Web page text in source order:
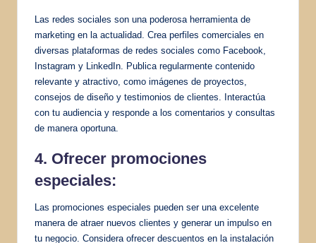
Las redes sociales son una poderosa herramienta de
marketing en la actualidad. Crea perfiles comerciales en
diversas plataformas de redes sociales como Facebook,
Instagram y LinkedIn. Publica regularmente contenido
relevante y atractivo, como imágenes de proyectos,
consejos de diseño y testimonios de clientes. Interactúa
con tu audiencia y responde a los comentarios y consultas
de manera oportuna.
4. Ofrecer promociones
especiales:
Las promociones especiales pueden ser una excelente
manera de atraer nuevos clientes y generar un impulso en
tu negocio. Considera ofrecer descuentos en la instalación